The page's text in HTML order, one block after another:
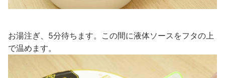
お湯注ぎ、5分待ちます。この間に液体ソースをフタの上
で温めます。